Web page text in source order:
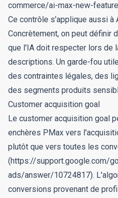
commerce/ai-max-new-
Ce contrôle s'applique aussi à
Concrètement, on peut définir
que l'IA doit respecter lors de
descriptions. Un garde-fou
des contraintes légales, des
des segments produits
Customer acquisition goal
Le customer acquisition goal
enchères PMax vers
plutôt que vers toutes les
(https://support.google.com/
ads/answer/10724817).
conversions provenant de